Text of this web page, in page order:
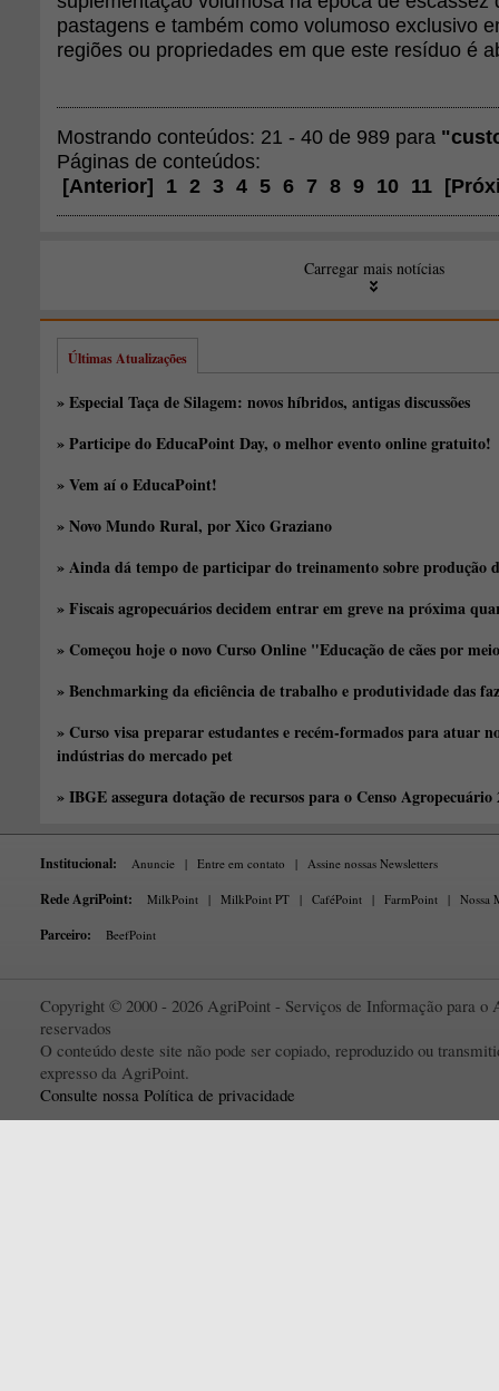
pastagens e também como volumoso exclusivo
regiões ou propriedades em que este resíduo é
Mostrando conteúdos: 21 - 40 de 989 para
Páginas de conteúdos:
[Anterior] 1 2 3 4 5 6 7 8 9 10 11 [
Carregar mais notícias
Últimas Atualizações
» Especial Taça de Silagem: novos híbridos, antigas discussões
» Participe do EducaPoint Day, o melhor evento online gratuito!
» Vem aí o EducaPoint!
» Novo Mundo Rural, por Xico Graziano
» Ainda dá tempo de participar do treinamento sobre produção
» Fiscais agropecuários decidem entrar em greve na próxima
» Começou hoje o novo Curso Online "Educação de cães por
» Benchmarking da eficiência de trabalho e produtividade das
» Curso visa preparar estudantes e recém-formados para atuar
indústrias do mercado pet
» IBGE assegura dotação de recursos para o Censo Agropecuário
Institucional: Anuncie | Entre em contato | Assine nossas Newsletters
Rede AgriPoint: MilkPoint | MilkPoint PT | CaféPoint | FarmPoint | Nossa
Parceiro: BeefPoint
Copyright © 2000 - 2026 AgriPoint - Serviços de Informação para o
reservados
O conteúdo deste site não pode ser copiado, reproduzido ou
expresso da AgriPoint.
Consulte nossa Política de privacidade